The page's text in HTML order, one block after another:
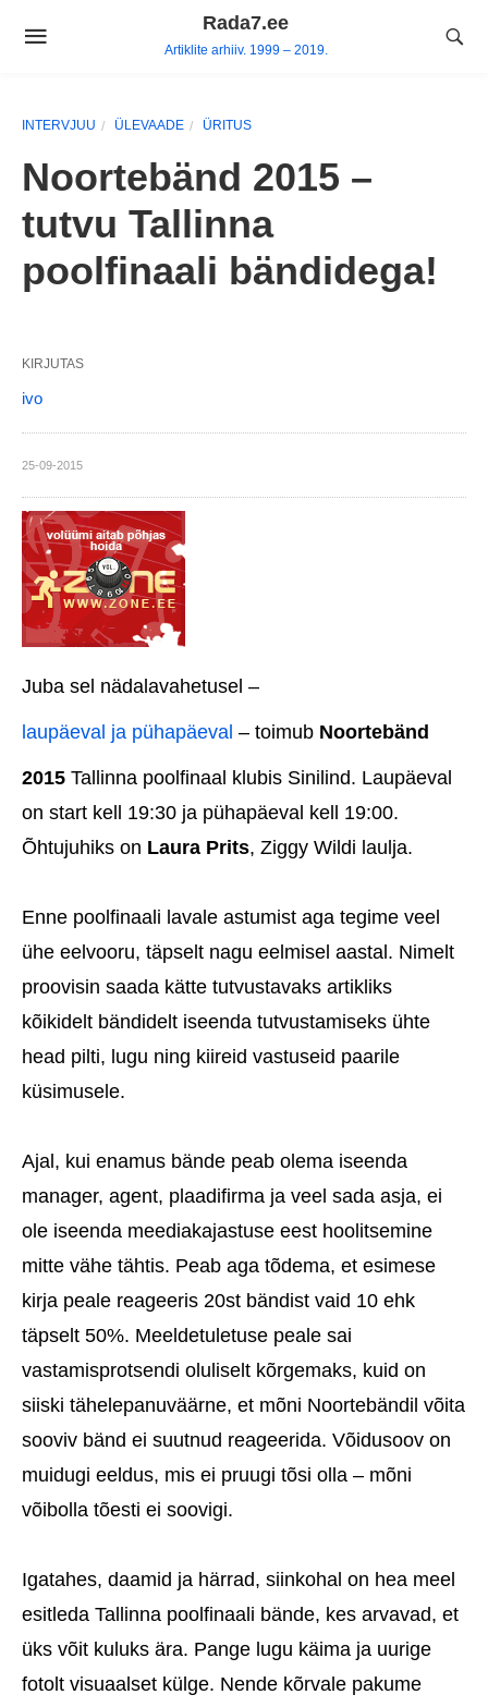
Rada7.ee
Artiklite arhiiv. 1999 – 2019.
INTERVJUU ÜLEVAADE ÜRITUS
Noortebänd 2015 –
tutvu Tallinna
poolfinaali bändidega!
KIRJUTAS
ivo
25-09-2015
Juba sel nädalavahetusel –
laupäeval ja pühapäeval – toimub Noortebänd
2015 Tallinna poolfinaal klubis Sinilind. Laupäeval
on start kell 19:30 ja pühapäeval kell 19:00.
Õhtujuhiks on Laura Prits, Ziggy Wildi laulja.
Enne poolfinaali lavale astumist aga tegime veel
ühe eelvooru, täpselt nagu eelmisel aastal. Nimelt
proovisin saada kätte tutvustavaks artikliks
kõikidelt bändidelt iseenda tutvustamiseks ühte
head pilti, lugu ning kiireid vastuseid paarile
küsimusele.
Ajal, kui enamus bände peab olema iseenda
manager, agent, plaadifirma ja veel sada asja, ei
ole iseenda meediakajastuse eest hoolitsemine
mitte vähe tähtis. Peab aga tõdema, et esimese
kirja peale reageeris 20st bändist vaid 10 ehk
täpselt 50%. Meeldetuletuse peale sai
vastamisprotsendi oluliselt kõrgemaks, kuid on
siiski tähelepanuväärne, et mõni Noortebändil võita
sooviv bänd ei suutnud reageerida. Võidusoov on
muidugi eeldus, mis ei pruugi tõsi olla – mõni
võibolla tõesti ei soovigi.
Igatahes, daamid ja härrad, siinkohal on hea meel
esitleda Tallinna poolfinaali bände, kes arvavad, et
üks võit kuluks ära. Pange lugu käima ja uurige
fotolt visuaalset külge. Nende kõrvale pakume